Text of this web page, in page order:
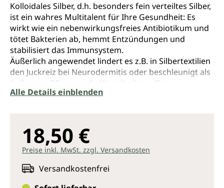
Kolloidales Silber, d.h. besonders fein verteiltes Silber,
ist ein wahres Multitalent für Ihre Gesundheit: Es
wirkt wie ein nebenwirkungsfreies Antibiotikum und
tötet Bakterien ab, hemmt Entzündungen und
stabilisiert das Immunsystem.
Äußerlich angewendet lindert es z.B. in Silbertextilien
den Juckreiz bei Neurodermitis oder beschleunigt als
Auflage in Pflastern die Wundheilung. Das
Einsatzgebiet von kolloidalem Silber ist jedoch
Gesundheitsratgeber gibt einen umfassenden
Überblick über die Herstellung und Anwendung von
Silberwasser und beinhaltet:
- Mehr als 200 Krankheitsbilder und Einsatzgebiete
Alle Details einblenden
18,50 €
Preise inkl. MwSt. zzgl. Versandkosten
Versandkostenfrei